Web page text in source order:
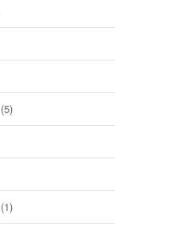
(5)
(1)